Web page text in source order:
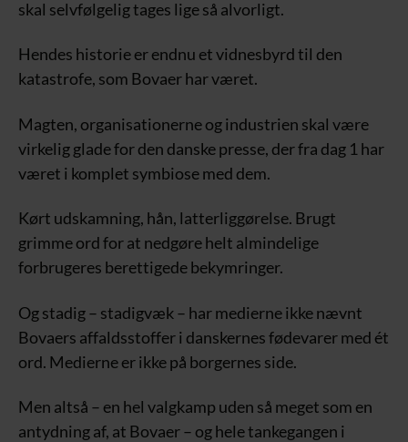
skal selvfølgelig tages lige så alvorligt.
Hendes historie er endnu et vidnesbyrd til den
katastrofe, som Bovaer har været.
Magten, organisationerne og industrien skal være
virkelig glade for den danske presse, der fra dag 1 har
været i komplet symbiose med dem.
Kørt udskamning, hån, latterliggørelse. Brugt
grimme ord for at nedgøre helt almindelige
forbrugeres berettigede bekymringer.
Og stadig – stadigvæk – har medierne ikke nævnt
Bovaers affaldsstoffer i danskernes fødevarer med ét
ord. Medierne er ikke på borgernes side.
Men altså – en hel valgkamp uden så meget som en
antydning af, at Bovaer – og hele tankegangen i